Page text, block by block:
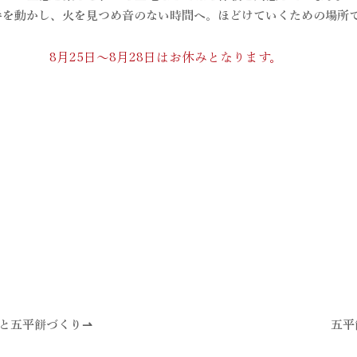
を動かし、火を見つめ音のない時間へ。​ほどけていくための場所で
8月25日〜8月28日はお休みとなります。
五平餅づくり⇀ 五